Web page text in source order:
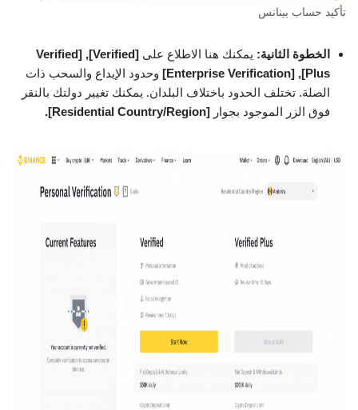
تأكيد حساب بينانس
الخطوة الثانية: يمكنك هنا الاطلاع على
[Verified], [Verified
Plus], [Enterprise Verification]
وحدود الإيداع والسحب ذات
الصلة. تختلف الحدود باختلاف البلدان. يمكنك تغيير دولتك بالنقر
فوق الزر الموجود بجوار [Residential Country/Region].